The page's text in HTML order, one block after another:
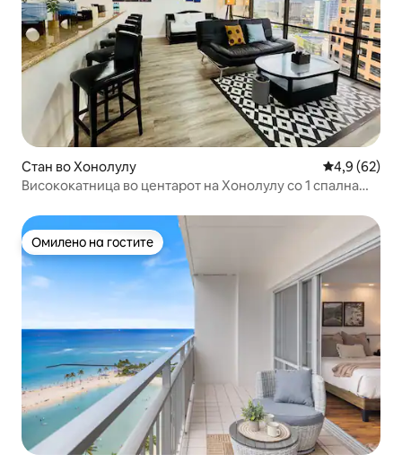
Стан во Хонолулу Просечна
4,9 (62)
Висококатница во центарот на Хонолулу со 1 спална
Омилено на гостите
Омилено на гостите